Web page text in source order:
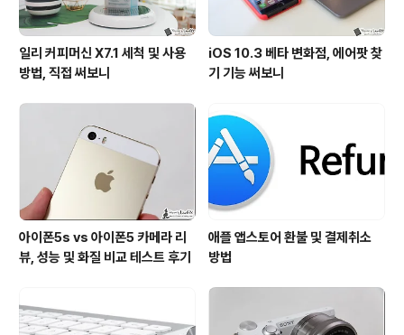
일리 커피머신 X7.1 세척 및 사용
방법, 직접 써보니
iOS 10.3 베타 변화점, 에어팟 찾
기 기능 써보니
아이폰5s vs 아이폰5 카메라 리
뷰, 성능 및 화질 비교 테스트 후기
애플 앱스토어 환불 및 결제취소
방법